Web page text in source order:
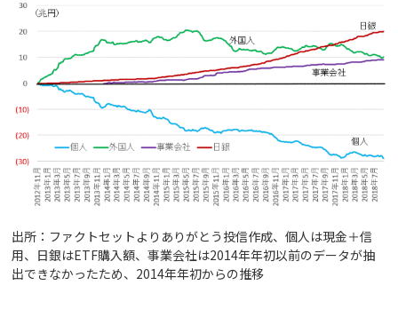
出所：ファクトセットよりありがとう投信作成、個人は現金＋信
用、日銀はETF購入額、事業会社は2014年年初以前のデータが抽
出できなかったため、2014年年初からの推移